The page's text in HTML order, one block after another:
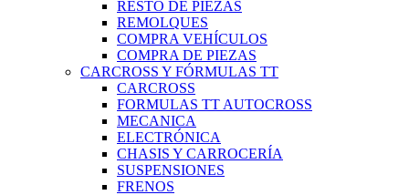
RESTO DE PIEZAS
REMOLQUES
COMPRA VEHÍCULOS
COMPRA DE PIEZAS
CARCROSS Y FÓRMULAS TT
CARCROSS
FORMULAS TT AUTOCROSS
MECANICA
ELECTRÓNICA
CHASIS Y CARROCERÍA
SUSPENSIONES
FRENOS